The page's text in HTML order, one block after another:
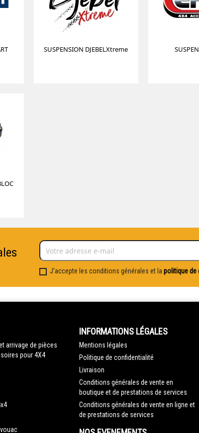
SUSPENSION DJEBELXtreme
J'accepte les conditions générales et la politique de
arrivage de pièces
pour 4X4
INFORMATIONS LÉGALES
Mentions légales
Politique de confidentialité
Livraison
Conditions générales de vente en
boutique et de prestations de services
Conditions générales de vente en ligne et
de prestations de services